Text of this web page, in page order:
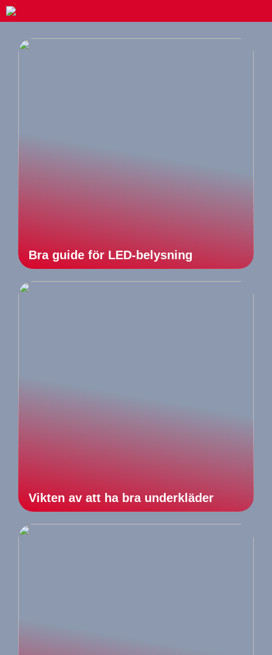
Bra guide för LED-belysning
Vikten av att ha bra underkläder